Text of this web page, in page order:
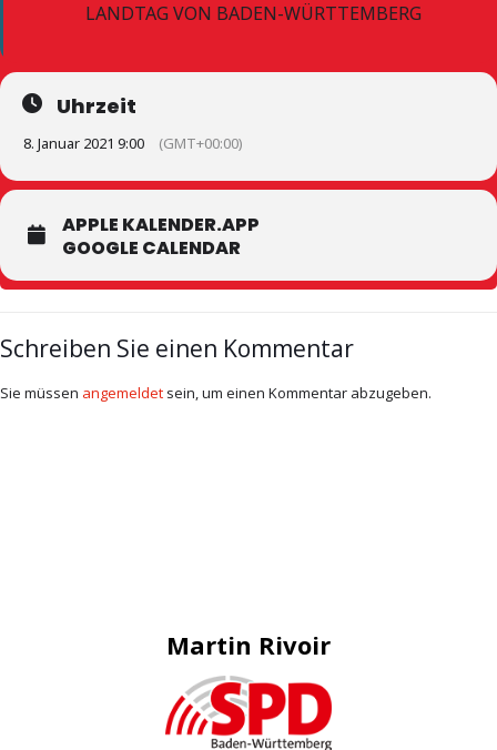
LANDTAG VON BADEN-WÜRTTEMBERG
Uhrzeit
8. Januar 2021 9:00 (GMT+00:00)
APPLE KALENDER.APP
GOOGLE CALENDAR
Schreiben Sie einen Kommentar
Sie müssen angemeldet sein, um einen Kommentar abzugeben.
Martin Rivoir